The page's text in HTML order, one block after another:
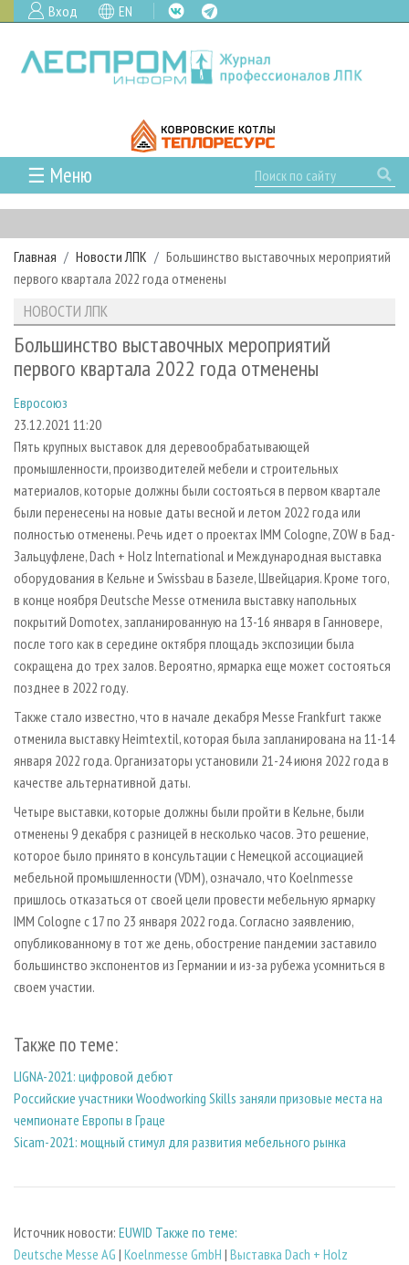
Вход EN
☰ Меню
ГЛАВНАЯ
РУБРИКИ И ТЕМЫ
РУБРИКИ ЖУРНАЛА
ЛЕСОЗАГОТОВКА
ЛЕСОПИЛЕНИЕ
СУШКА ДРЕВЕСИНЫ
ПРОИЗВОДСТВО ДРЕВЕСНЫХ ПЛИТ
ДЕРЕВЯННОЕ ДОМОСТРОЕНИЕ
ПРОИЗВОДСТВО МЕБЕЛИ
БИОЭНЕРГЕТИКА
ЦБП
ИНСТРУМЕНТ И МАТЕРИАЛЫ
НОВОСТИ
НОВОСТИ ЛПК
НОВОСТИ ЖУРНАЛА
ПРОЕКТЫ ЛПИ
АНАЛИТИКА
ПРЕДПРИЯТИЯ ЛПК
ПЕРСОНЫ
МОБИЛЬНЫЕ ВЫСТАВКИ
ОФИЦИАЛЬНЫЕ ДЕЛЕГАЦИИ
ПРИОРИТЕТНЫЕ ИНВЕСТПРОЕКТЫ
RUSSIAN FORESTRY REVIEW
ГАЗЕТА ЛЕСПРОМФОРУМ
БИБЛИОТЕКА СПЕЦИАЛИСТА
АРХИВ ЖУРНАЛОВ
О ЖУРНАЛЕ
КОНТАКТЫ
РЕКЛАМОДАТЕЛЯМ
РЕКЛАМА
РЕКЛАМА НА САЙТЕ
Главная Новости ЛПК
Большинство выставочных мероприятий
первого квартала 2022 года отменены
НОВОСТИ ЛПК
Большинство выставочных мероприятий
первого квартала 2022 года отменены
Евросоюз
23.12.2021 11:20
Пять крупных выставок для деревообрабатывающей
промышленности, производителей мебели и строительных
материалов, которые должны были состояться в первом квартале
были перенесены на новые даты весной и летом 2022 года или
полностью отменены. Речь идет о проектах IMM Cologne, ZOW в Бад-
Зальцуфлене, Dach + Holz International и Международная выставка
оборудования в Кельне и Swissbau в Базеле, Швейцария. Кроме того,
в конце ноября Deutsche Messe отменила выставку напольных
покрытий Domotex, запланированную на 13-16 января в Ганновере,
после того как в середине октября площадь экспозиции была
сокращена до трех залов. Вероятно, ярмарка еще может состояться
позднее в 2022 году.
Также стало известно, что в начале декабря Messe Frankfurt также
отменила выставку Heimtextil, которая была запланирована на 11-14
января 2022 года. Организаторы установили 21-24 июня 2022 года в
качестве альтернативной даты.
Четыре выставки, которые должны были пройти в Кельне, были
отменены 9 декабря с разницей в несколько часов. Это решение,
которое было принято в консультации с Немецкой ассоциацией
мебельной промышленности (VDM), означало, что Koelnmesse
пришлось отказаться от своей цели провести мебельную ярмарку
IMM Cologne с 17 по 23 января 2022 года. Согласно заявлению,
опубликованному в тот же день, обострение пандемии заставило
большинство экспонентов из Германии и из-за рубежа усомниться в
своем участии.
Также по теме:
LIGNA-2021: цифровой дебют
Российские участники Woodworking Skills заняли призовые места на
чемпионате Европы в Граце
Sicam-2021: мощный стимул для развития мебельного рынка
Источник новости: EUWID Также по теме:
Deutsсhe Messe AG | Koelnmesse GmbH | Выставка Dach + Holz